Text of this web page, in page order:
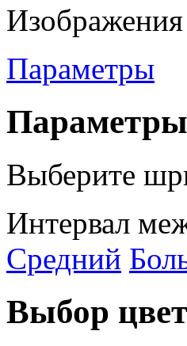
Изображения
Параметры
Выберите
Интервал
Средний
Выбор